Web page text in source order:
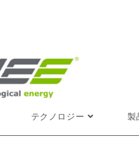
テクノロジー 製